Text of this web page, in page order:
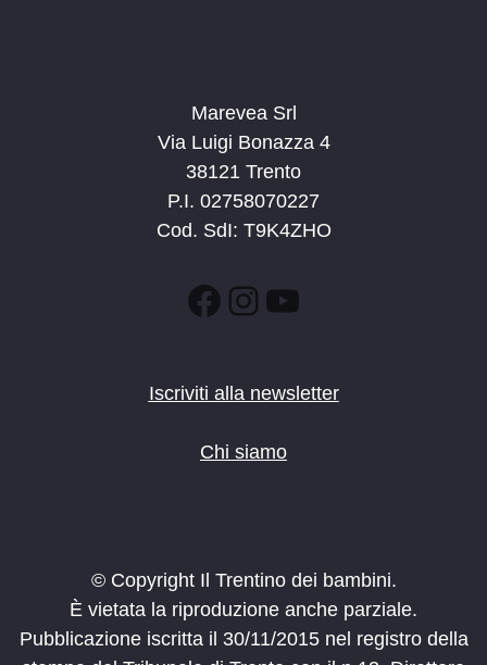
Marevea Srl
Via Luigi Bonazza 4
38121 Trento
P.I. 02758070227
Cod. SdI: T9K4ZHO
Facebook
Instagram
YouTube
Iscriviti alla newsletter
Chi siamo
© Copyright Il Trentino dei bambini.
È vietata la riproduzione anche parziale.
Pubblicazione iscritta il 30/11/2015 nel registro della